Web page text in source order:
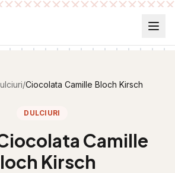
/Ciocolata Camille Bloch Kirsch
DULCIURI
Camille
Kirsch